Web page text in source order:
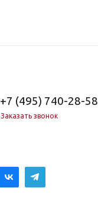
+7 (495) 740-28-58
Заказать звонок